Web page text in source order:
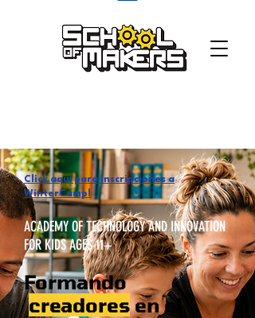
Click aquí para inscripciones a
WinterCamp!
ACADEMY OF TECHNOLOGY AND INNOVATION
FOR KIDS AGES 11+
Formando
creadoresen el